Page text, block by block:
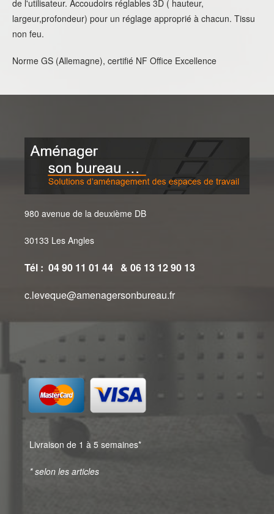
de l'utilisateur. Accoudoirs réglables 3D ( hauteur,
largeur,profondeur) pour un réglage approprié à chacun. Tissu
non feu.
Norme GS (Allemagne), certifié NF Office Excellence
980 avenue de la deuxième DB
30133 Les Angles
Tél : 04 90 11 01 44 & 06 13 12 90 13
c.leveque@amenagersonbureau.fr
Livraison de 1 à 5 semaines*
* selon les articles